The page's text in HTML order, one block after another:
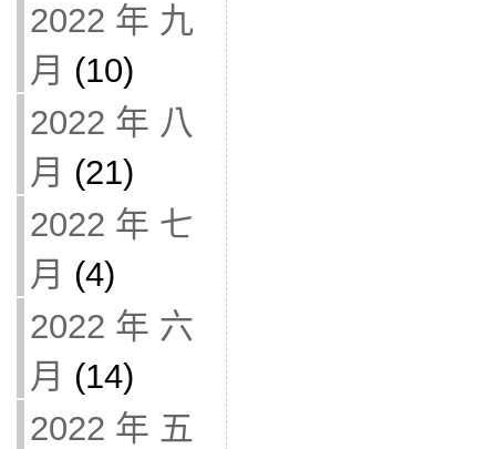
2022 年 九
月 (10)
2022 年 八
月 (21)
2022 年 七
月 (4)
2022 年 六
月 (14)
2022 年 五